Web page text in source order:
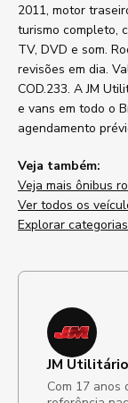
2011, motor
turismo completo,
TV, DVD e som.
revisões em dia.
COD.233. A JM
e vans em todo o
agendamento
Veja também:
Veja mais ônibus
Ver todos os
Explorar
JM
Com 17 anos